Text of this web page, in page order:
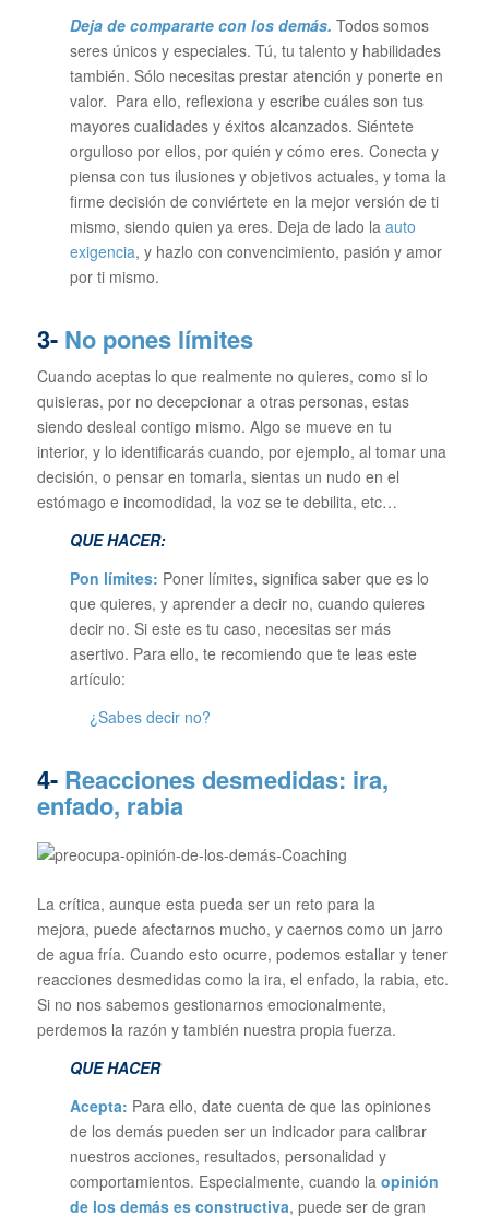
Deja de compararte con los demás. Todos somos
seres únicos y especiales. Tú, tu talento y habilidades
también. Sólo necesitas prestar atención y ponerte en
valor. Para ello, reflexiona y escribe cuáles son tus
mayores cualidades y éxitos alcanzados. Siéntete
orgulloso por ellos, por quién y cómo eres. Conecta y
piensa con tus ilusiones y objetivos actuales, y toma la
firme decisión de conviértete en la mejor versión de ti
mismo, siendo quien ya eres. Deja de lado la auto
exigencia, y hazlo con convencimiento, pasión y amor
por ti mismo.
3-No pones límites
Cuando aceptas lo que realmente no quieres, como si lo
quisieras, por no decepcionar a otras personas, estas
siendo desleal contigo mismo. Algo se mueve en tu
interior, y lo identificarás cuando, por ejemplo, al tomar una
decisión, o pensar en tomarla, sientas un nudo en el
estómago e incomodidad, la voz se te debilita, etc…
QUE HACER:
Pon límites: Poner límites, significa saber que es lo
que quieres, y aprender a decir no, cuando quieres
decir no. Si este es tu caso, necesitas ser más
asertivo. Para ello, te recomiendo que te leas este
artículo:
¿Sabes decir no?
4-Reacciones desmedidas: ira,
enfado, rabia
La crítica, aunque esta pueda ser un reto para la
mejora, puede afectarnos mucho, y caernos como un jarro
de agua fría. Cuando esto ocurre, podemos estallar y tener
reacciones desmedidas como la ira, el enfado, la rabia, etc.
Si no nos sabemos gestionarnos emocionalmente,
perdemos la razón y también nuestra propia fuerza.
QUE HACER
Acepta: Para ello, date cuenta de que las opiniones
de los demás pueden ser un indicador para calibrar
nuestros acciones, resultados, personalidad y
comportamientos. Especialmente, cuando la opinión
de los demás es constructiva, puede ser de gran